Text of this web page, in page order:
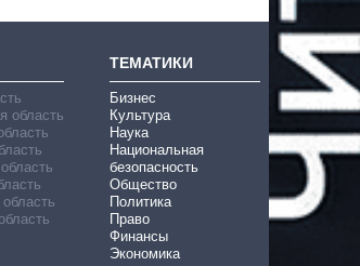
область
ТЕМАТИКИ
Бизнес
Культура
Наука
Национальная
безопасность
Общество
Политика
Право
Финансы
Экономика